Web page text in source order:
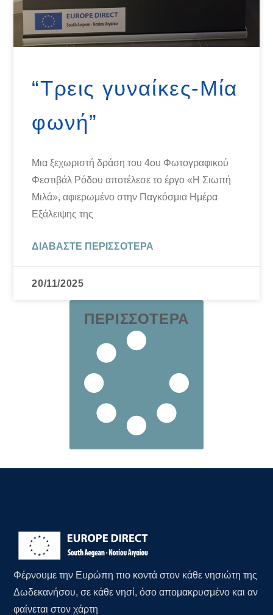
“Τρεις γυναίκες-Μία
φωνή”
Μια ξεχωριστή δράση του 4ου Φωτογραφικού
Φεστιβάλ Ρόδου αποτέλεσε το έργο «Η Σιωπή
Μιλά», αφιερωμένο στην Παγκόσμια Ημέρα
Εξάλειψης της
ΔΙΑΒΆΣΤΕ ΠΕΡΙΣΣΌΤΕΡΑ
20/11/2025
ΠΕΡΙΣΣΌΤΕΡΑ
Φέρνουμε την Ευρώπη πιο κοντά στον κάθε νησιώτη της
Δωδεκανήσου, σε κάθε νησί, όσο απομακρυσμένο και αν
φαίνεται στον χάρτη